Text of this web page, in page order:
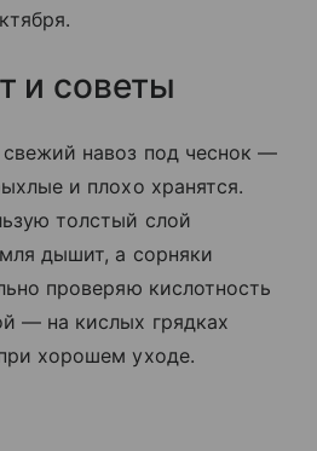
и советы
свежий навоз под чеснок —
и плохо хранятся.
толстый слой
дышит, а сорняки
проверяю кислотность
— на кислых грядках
хорошем уходе.